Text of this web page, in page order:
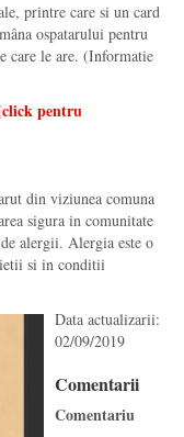
printre care si un card
ospatarului pentru
care le are. (Informatie
pentru
din viziunea comuna
sigura in comunitate
alergii. Alergia este o
si in conditii
Data actualizarii:
02/09/2019
Comentarii
Comentariu